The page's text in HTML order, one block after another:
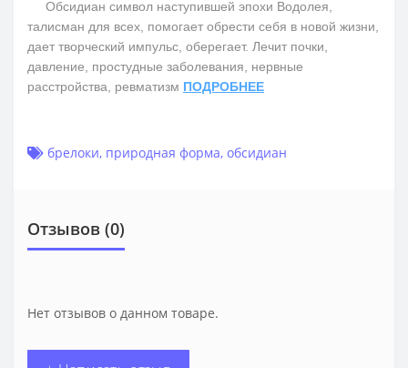
Обсидиан символ наступившей эпохи Водолея,
талисман для всех, помогает обрести себя в новой жизни,
дает творческий импульс, оберегает. Лечит почки,
давление, простудные заболевания, нервные
расстройства, ревматизм ПОДРОБНЕЕ
брелоки, природная форма, обсидиан
Отзывов (0)
Нет отзывов о данном товаре.